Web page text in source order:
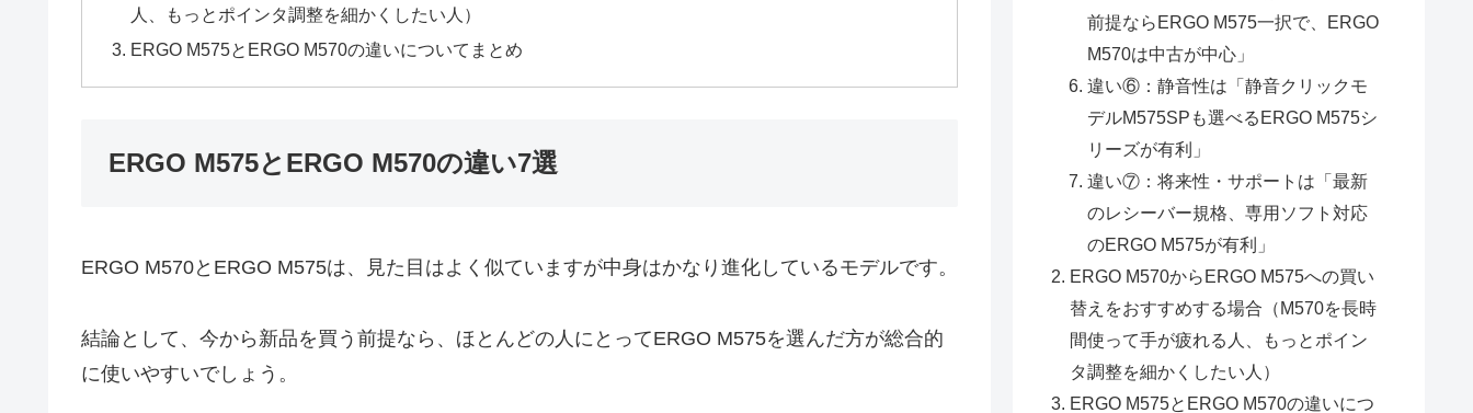
人、もっとポインタ調整を細かくしたい人）
ERGO M575とERGO M570の違いについてまとめ
ERGO M575とERGO M570の違い7選
ERGO M570とERGO M575は、見た目はよく似ていますが中身はかなり進化しているモデルです。
結論として、今から新品を買う前提なら、ほとんどの人にとってERGO M575を選んだ方が総合的
に使いやすいでしょう。
前提ならERGO M575一択で、ERGO
M570は中古が中心」
違い⑥：静音性は「静音クリックモ
デルM575SPも選べるERGO M575シ
リーズが有利」
違い⑦：将来性・サポートは「最新
のレシーバー規格、専用ソフト対応
のERGO M575が有利」
ERGO M570からERGO M575への買い
替えをおすすめする場合（M570を長時
間使って手が疲れる人、もっとポイン
タ調整を細かくしたい人）
ERGO M575とERGO M570の違いにつ